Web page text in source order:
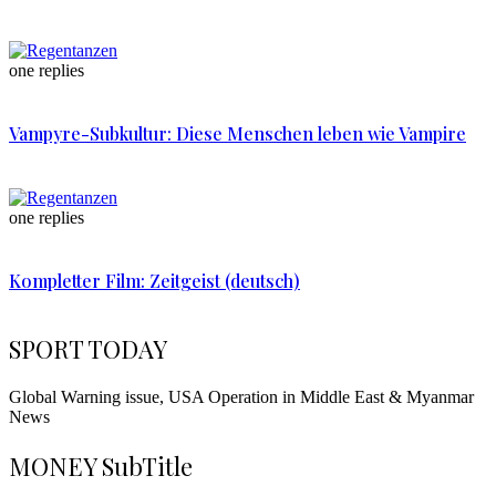
one replies
Vampyre-Subkultur: Diese Menschen leben wie Vampire
one replies
Kompletter Film: Zeitgeist (deutsch)
SPORT TODAY
Global Warning issue, USA Operation in Middle East & Myanmar
News
MONEYSubTitle